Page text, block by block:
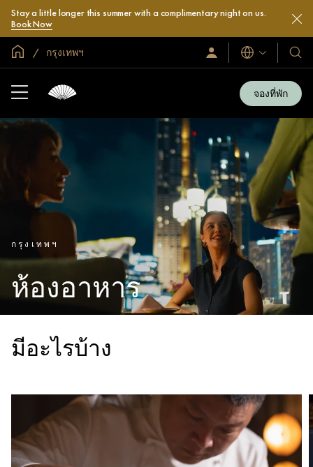
Stay a little longer this summer with a complimentary night on us.
Book Now
หน้าหลักทั่วโลก
กรุงเทพฯ
ลงชื่อ
เข้า
ภาษา
โรง
และ
รีสอ
ของ
จองที่พัก
กรุงเทพฯ
ห้องอาหาร
มีอะไรบ้าง